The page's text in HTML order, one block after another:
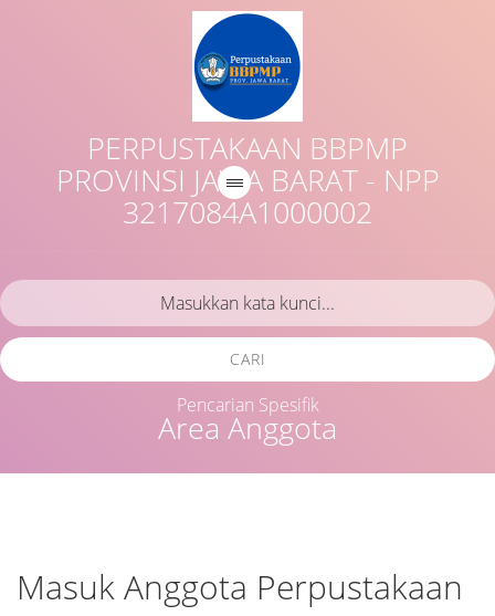
PERPUSTAKAAN BBPMP
PROVINSI JAWA BARAT - NPP
3217084A1000002
Area Anggota
CARI
Pencarian Spesifik
Masuk Anggota Perpustakaan